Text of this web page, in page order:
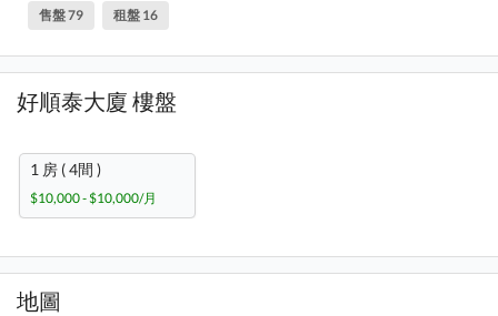
售盤 79 租盤 16
好順泰大廈 樓盤
1 房 ( 4間 )
$10,000 - $10,000/月
地圖